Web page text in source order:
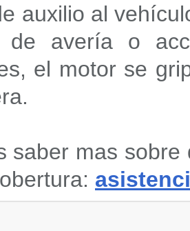
auxilio al
de avería o
el motor se
saber mas